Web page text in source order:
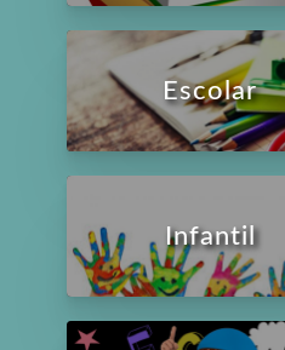
Escolar
Infantil